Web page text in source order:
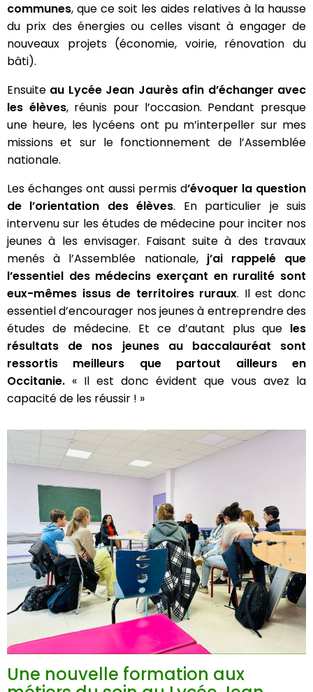
communes, que ce soit les aides relatives à la hausse
du prix des énergies ou celles visant à engager de
nouveaux projets (économie, voirie, rénovation du
bâti).
Ensuite au Lycée Jean Jaurès afin d’échanger avec
les élèves, réunis pour l’occasion. Pendant presque
une heure, les lycéens ont pu m’interpeller sur mes
missions et sur le fonctionnement de l’Assemblée
nationale.
Les échanges ont aussi permis d’évoquer la question
de l’orientation des élèves. En particulier je suis
intervenu sur les études de médecine pour inciter nos
jeunes à les envisager. Faisant suite à des travaux
menés à l’Assemblée nationale,j’ai rappelé que
l’essentiel des médecins exerçant en ruralité sont
eux-mêmes issus de territoires ruraux. Il est donc
essentiel d’encourager nos jeunes à entreprendre des
études de médecine. Et ce d’autant plus que les
résultats de nos jeunes au baccalauréat sont
ressortis meilleurs que partout ailleurs en
Occitanie. « Il est donc évident que vous avez la
capacité de les réussir ! »
23 janvier 2023 / Saint-Affrique au Lycée Jean
Jaurès
Une nouvelle formation aux